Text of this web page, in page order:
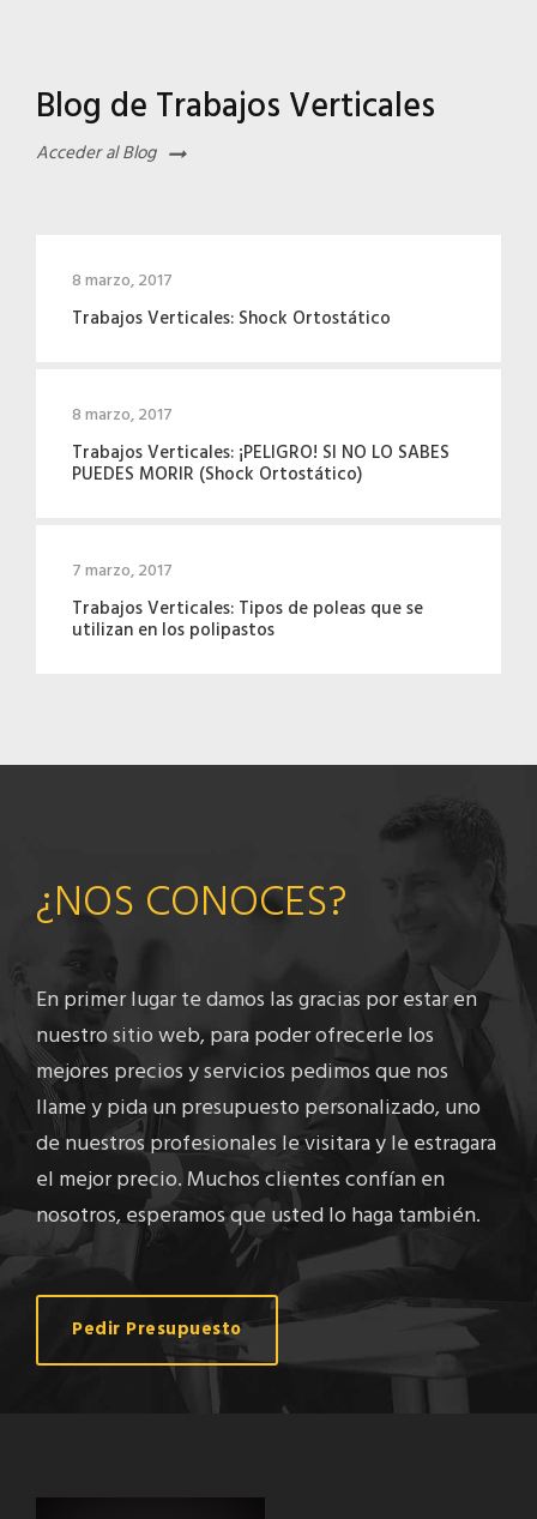
Blog de Trabajos Verticales
Acceder al Blog
8 marzo, 2017
Trabajos Verticales: Shock Ortostático
8 marzo, 2017
Trabajos Verticales: ¡PELIGRO! SI NO LO SABES
PUEDES MORIR (Shock Ortostático)
7 marzo, 2017
Trabajos Verticales: Tipos de poleas que se
utilizan en los polipastos
¿NOS CONOCES?
En primer lugar te damos las gracias por estar en
nuestro sitio web, para poder ofrecerle los
mejores precios y servicios pedimos que nos
llame y pida un presupuesto personalizado, uno
de nuestros profesionales le visitara y le estragara
el mejor precio. Muchos clientes confían en
nosotros, esperamos que usted lo haga también.
Pedir Presupuesto